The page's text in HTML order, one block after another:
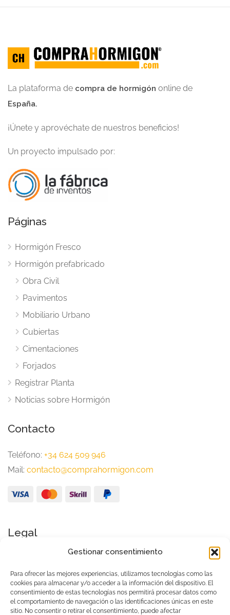
Gestionar consentimiento
Para ofrecer las mejores experiencias, utilizamos tecnologías como las
cookies para almacenar y/o acceder a la información del dispositivo. El
consentimiento de estas tecnologías nos permitirá procesar datos como
el comportamiento de navegación o las identificaciones únicas en este
sitio. No consentir o retirar el consentimiento, puede afectar
La plataforma de compra de hormigón online de
España.
¡Únete y aprovéchate de nuestros beneficios!
Un proyecto impulsado por:
Páginas
Hormigón Fresco
Hormigón prefabricado
Obra Civil
Pavimentos
Mobiliario Urbano
Cubiertas
Cimentaciones
Forjados
Registrar Planta
Noticias sobre Hormigón
Contacto
Teléfono: +34 624 509 946
Mail: contacto@comprahormigon.com
Legal
Política de Privacidad
Condiciones generales de uso
Política de cookies (UE)